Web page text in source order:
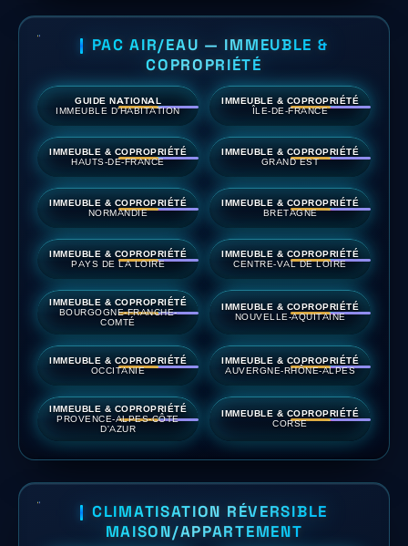
PAC AIR/EAU — IMMEUBLE &
COPROPRIÉTÉ
GUIDE NATIONAL
IMMEUBLE D'HABITATION
IMMEUBLE & COPROPRIÉTÉ
ÎLE-DE-FRANCE
IMMEUBLE & COPROPRIÉTÉ
HAUTS-DE-FRANCE
IMMEUBLE & COPROPRIÉTÉ
GRAND EST
IMMEUBLE & COPROPRIÉTÉ
NORMANDIE
IMMEUBLE & COPROPRIÉTÉ
BRETAGNE
IMMEUBLE & COPROPRIÉTÉ
PAYS DE LA LOIRE
IMMEUBLE & COPROPRIÉTÉ
CENTRE-VAL DE LOIRE
IMMEUBLE & COPROPRIÉTÉ
BOURGOGNE-FRANCHE-
COMTÉ
IMMEUBLE & COPROPRIÉTÉ
NOUVELLE-AQUITAINE
IMMEUBLE & COPROPRIÉTÉ
OCCITANIE
IMMEUBLE & COPROPRIÉTÉ
AUVERGNE-RHÔNE-ALPES
IMMEUBLE & COPROPRIÉTÉ
PROVENCE-ALPES-CÔTE
D'AZUR
IMMEUBLE & COPROPRIÉTÉ
CORSE
CLIMATISATION RÉVERSIBLE
MAISON/APPARTEMENT